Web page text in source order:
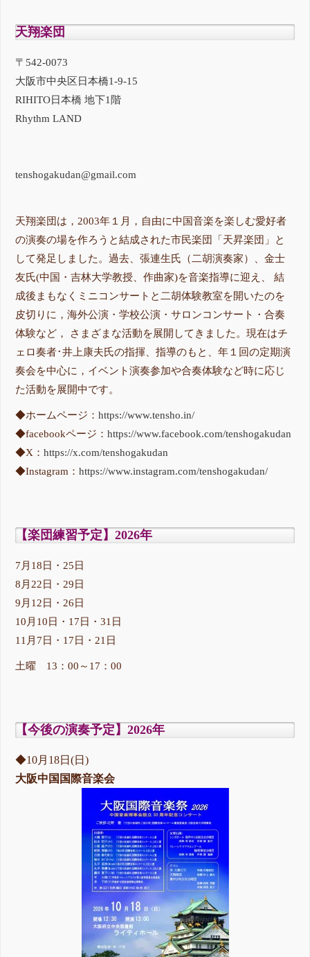
天翔楽団
〒542-0073
大阪市中央区日本橋1-9-15
RIHITO日本橋 地下1階
Rhythm LAND
tenshogakudan@gmail.com
天翔楽団は，2003年１月，自由に中国音楽を楽しむ愛好者
の演奏の場を作ろうと結成された市民楽団「天昇楽団」と
して発足しました。過去、張連生氏（二胡演奏家）、金士
友氏(中国・吉林大学教授、作曲家)を音楽指導に迎え、 結
成後まもなくミニコンサートと二胡体験教室を開いたのを
皮切りに，海外公演・学校公演・サロンコンサート・合奏
体験など， さまざまな活動を展開してきました。現在はチ
ェロ奏者･井上康夫氏の指揮、指導のもと、年１回の定期演
奏会を中心に，イベント演奏参加や合奏体験など時に応じ
た活動を展開中です。
◆ホームページ：https://www.tensho.in/
◆facebookページ：https://www.facebook.com/tenshogakudan
◆X：https://x.com/tenshogakudan
◆Instagram：https://www.instagram.com/tenshogakudan/
【楽団練習予定】2026年
7月18日・25日
8月22日・29日
9月12日・26日
10月10日・17日・31日
11月7日・17日・21日
土曜 13：00～17：00
【今後の演奏予定】2026年
◆10月18日(日)
大阪中国国際音楽会